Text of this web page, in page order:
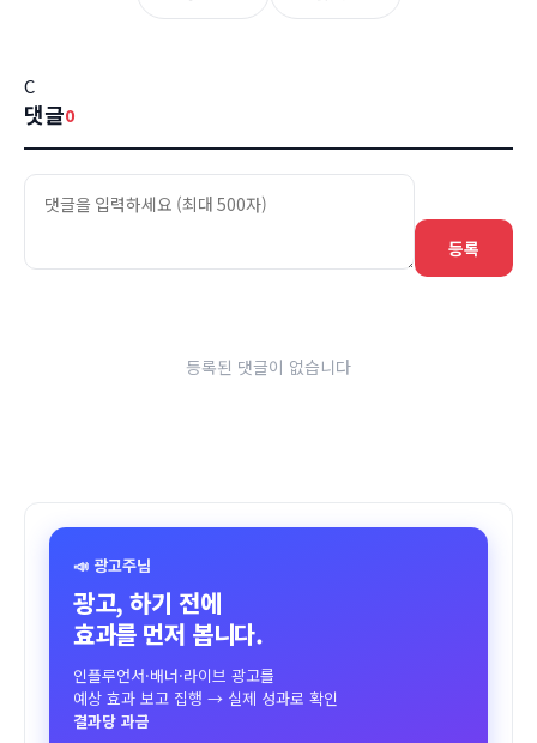
C
댓글0
등록
등록된 댓글이 없습니다
📣 광고주님
광고, 하기 전에
효과를 먼저 봅니다.
인플루언서·배너·라이브 광고를
예상 효과 보고 집행 → 실제 성과로 확인
결과당 과금